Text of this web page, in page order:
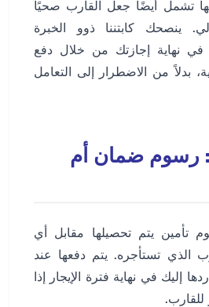
تشمل أيضًا جعل القارب صحيًا
ينصحك كابتننا ذوو الخبرة
في نهاية إجازتك من خلال دفع
بدلاً من الاضطرار إلى التعامل
رسوم ضمان أم
تأمين يتم تحصيلها مقابل أي
الذي تستأجره. يتم دفعها عند
إليك في نهاية فترة الإيجار إذا